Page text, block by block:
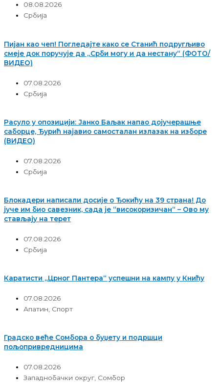
08.08.2026
Србија
Пијан као чеп! Погледајте како се Станић подругљиво
смеје док поручује да „Срби могу и да нестану“ (ФОТО/
ВИДЕО)
07.08.2026
Србија
Расуло у опозицији: Јанко Баљак напао дојучерашње
саборце, Ђурић најавио самосталан излазак на изборе
(ВИДЕО)
07.08.2026
Србија
Блокадери написали досије о Ђокићу на 39 страна! До
јуче им био савезник, сада је “високоризичан“ – Ово му
стављају на терет
07.08.2026
Србија
Каратисти „Црног Пантера“ успешни на кампу у Книћу
07.08.2026
Апатин, Спорт
Градско веће Сомбора о буџету и подршци
пољопривредницима
07.08.2026
Западнобачки округ, Сомбор